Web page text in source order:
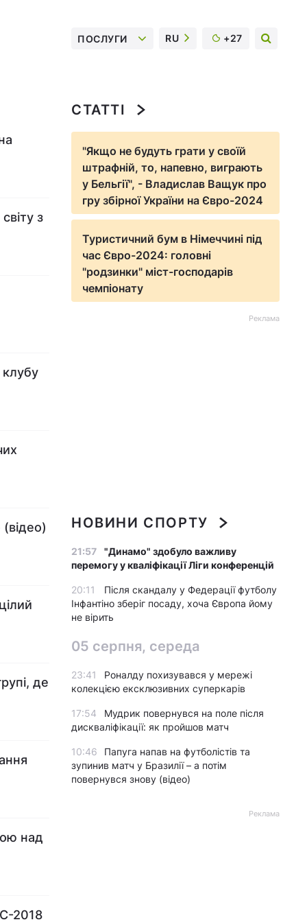
ПОСЛУГИ RU +27
з
клубу
де
над
2018
СТАТТІ
"Якщо не будуть грати у своїй
штрафній, то, напевно, виграють
у Бельгії", - Владислав Ващук про
гру збірної України на Євро-2024
Туристичний бум в Німеччині під
час Євро-2024: головні
"родзинки" міст-господарів
чемпіонату
Реклама
НОВИНИ СПОРТУ
21:57
"Динамо" здобуло важливу
перемогу у кваліфікації Ліги конференцій
20:11
Після скандалу у Федерації футболу
Інфантіно зберіг посаду, хоча Європа йому
не вірить
05 серпня, середа
23:41
Роналду похизувався у мережі
колекцією ексклюзивних суперкарів
17:54
Мудрик повернувся на поле після
дискваліфікації: як пройшов матч
10:46
Папуга напав на футболістів та
зупинив матч у Бразилії – а потім
повернувся знову (відео)
Реклама